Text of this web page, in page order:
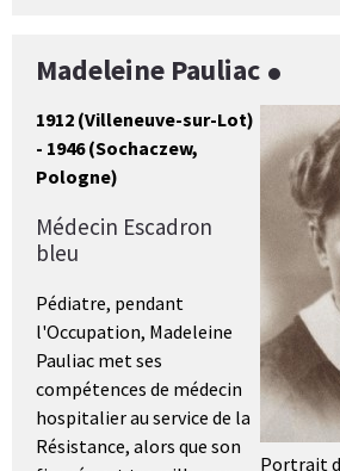
Madeleine Pauliac
Portrait
1912 (Villeneuve-sur-Lot)
- 1946 (Sochaczew,
Pologne)
Médecin Escadron
bleu
Pédiatre, pendant
l'Occupation, Madeleine
Pauliac met ses
compétences de médecin
hospitalier au service de la
Résistance, alors que son